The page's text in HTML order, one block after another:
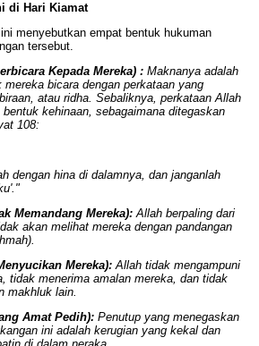
di Hari Kiamat
menyebutkan empat bentuk hukuman
tersebut.
Kepada Mereka) : Maknanya adalah
bicara dengan perkataan yang
atau ridha. Sebaliknya, perkataan Allah
kehinaan, sebagaimana ditegaskan
108:
dengan hina di dalamnya, dan janganlah
Memandang Mereka): Allah berpaling dari
akan melihat mereka dengan pandangan
).
Mereka): Allah tidak mengampuni
tidak menerima amalan mereka, dan tidak
makhluk lain.
Amat Pedih): Penutup yang menegaskan
ini adalah kerugian yang kekal dan